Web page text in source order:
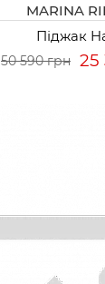
MARINA
Піджак
50 590 грн 25